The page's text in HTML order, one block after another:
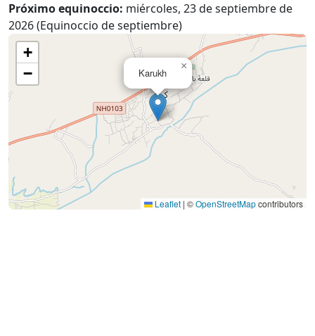
Próximo equinoccio: miércoles, 23 de septiembre de
2026 (Equinoccio de septiembre)
Karukh
×
+
−
Leaflet | ©OpenStreetMapcontributors